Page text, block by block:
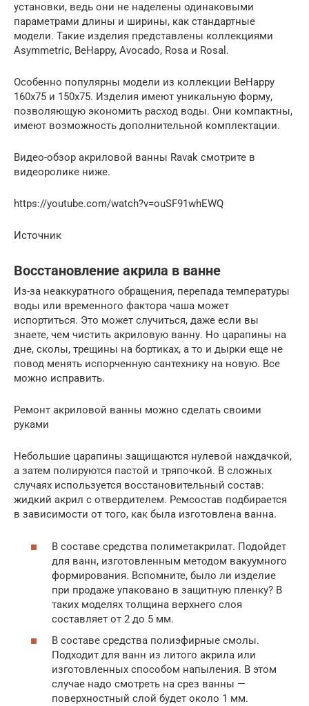
установки, ведь они не наделены одинаковыми
параметрами длины и ширины, как стандартные
модели. Такие изделия представлены коллекциями
Asymmetric, BeHappy, Avocado, Rosa и Rosal.
Особенно популярны модели из коллекции BeHappy
160х75 и 150х75. Изделия имеют уникальную форму,
позволяющую экономить расход воды. Они компактны,
имеют возможность дополнительной комплектации.
Видео-обзор акриловой ванны Ravak смотрите в
видеоролике ниже.
https://youtube.com/watch?v=ouSF91whEWQ
Источник
Восстановление акрила в ванне
Из-за неаккуратного обращения, перепада температуры
воды или временного фактора чаша может
испортиться. Это может случиться, даже если вы
знаете, чем чистить акриловую ванну. Но царапины на
дне, сколы, трещины на бортиках, а то и дырки еще не
повод менять испорченную сантехнику на новую. Все
можно исправить.
Ремонт акриловой ванны можно сделать своими
руками
Небольшие царапины защищаются нулевой наждачкой,
а затем полируются пастой и тряпочкой. В сложных
случаях используется восстановительный состав:
жидкий акрил с отвердителем. Ремсостав подбирается
в зависимости от того, как была изготовлена ванна.
В составе средства полиметакрилат. Подойдет
для ванн, изготовленным методом вакуумного
формирования. Вспомните, было ли изделие
при продаже упаковано в защитную пленку? В
таких моделях толщина верхнего слоя
составляет от 2 до 5 мм.
В составе средства полиэфирные смолы.
Подходит для ванн из литого акрила или
изготовленных способом напыления. В этом
случае надо смотреть на срез ванны —
поверхностный слой будет около 1 мм.